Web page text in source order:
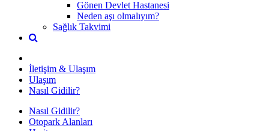
Gönen Devlet Hastanesi
Neden aşı olmalıyım?
Sağlık Takvimi
İletişim & Ulaşım
Ulaşım
Nasıl Gidilir?
Nasıl Gidilir?
Otopark Alanları